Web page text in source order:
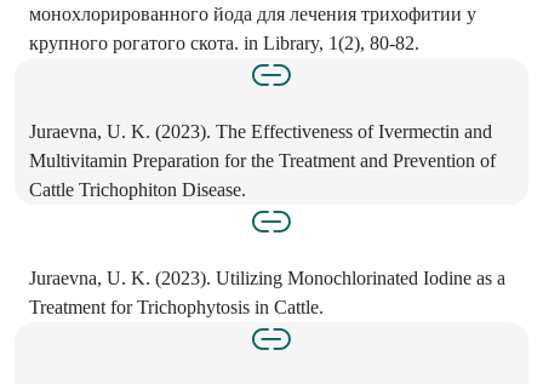
монохлорированного йода для лечения трихофитии у
крупного рогатого скота. in Library, 1(2), 80-82.
Juraevna, U. K. (2023). The Effectiveness of Ivermectin and
Multivitamin Preparation for the Treatment and Prevention of
Cattle Trichophiton Disease.
Juraevna, U. K. (2023). Utilizing Monochlorinated Iodine as a
Treatment for Trichophytosis in Cattle.